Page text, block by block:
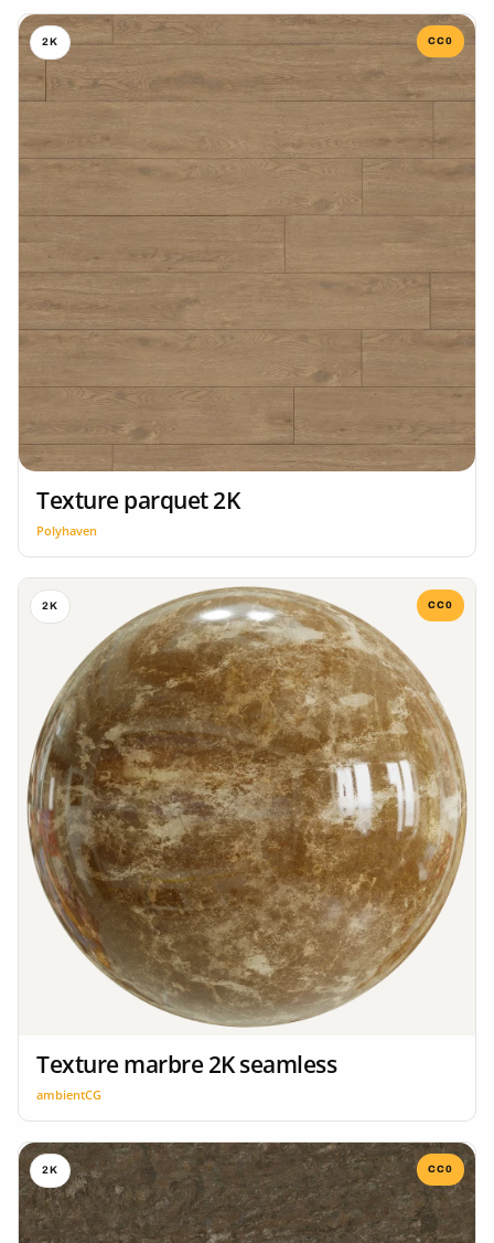
2K CC0
Texture parquet 2K
Polyhaven
2K CC0
Texture marbre 2K seamless
ambientCG
2K CC0